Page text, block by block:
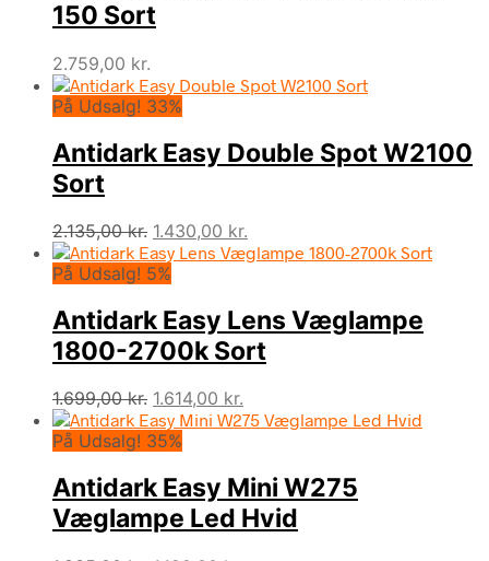
150 Sort
2.759,00 kr.
På Udsalg! 33%
Antidark Easy Double Spot W2100
Sort
2.135,00kr. Den
oprindelige
pris
2.135,00 kr..
1.430,00 kr.
aktuelle
1.430,00 kr..
På Udsalg! 5%
Antidark Easy Lens Væglampe
1800-2700k Sort
1.699,00kr. Den
oprindelige
pris
1.699,00 kr..
1.614,00 kr.
aktuelle
1.614,00 kr..
På Udsalg! 35%
Antidark Easy Mini W275
Væglampe Led Hvid